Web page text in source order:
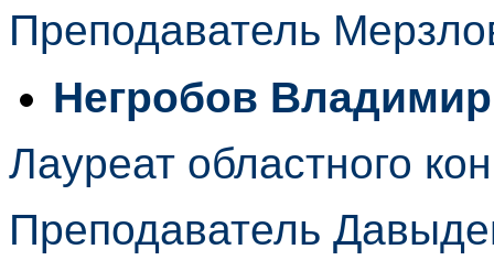
Преподаватель
Негробов Владимир
Лауреат областного
Преподаватель